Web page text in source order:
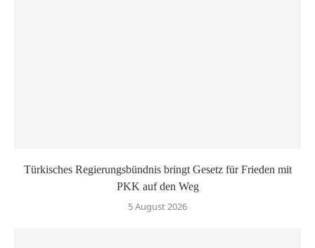
Türkisches Regierungsbündnis bringt Gesetz für Frieden mit
PKK auf den Weg
5 August 2026